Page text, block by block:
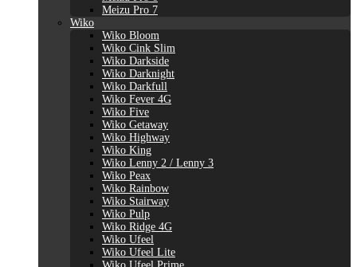
Meizu Pro 7
Wiko
Wiko Bloom
Wiko Cink Slim
Wiko Darkside
Wiko Darknight
Wiko Darkfull
Wiko Fever 4G
Wiko Five
Wiko Getaway
Wiko Highway
Wiko King
Wiko Lenny 2 / Lenny 3
Wiko Peax
Wiko Rainbow
Wiko Stairway
Wiko Pulp
Wiko Ridge 4G
Wiko Ufeel
Wiko Ufeel Lite